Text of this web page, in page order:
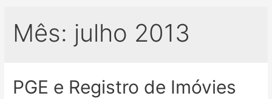
Mês: julho 2013
PGE e Registro de Imóvies